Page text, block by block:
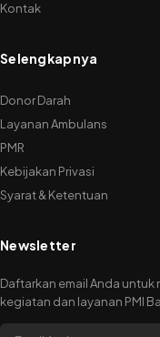
Kontak
Selengkapnya
Donor Darah
Layanan Ambulans
PMR
Kebijakan Privasi
Syarat & Ketentuan
Newsletter
Daftarkan email Anda
kegiatan dan layanan PMI